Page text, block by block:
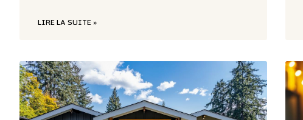
LIRE LA SUITE »